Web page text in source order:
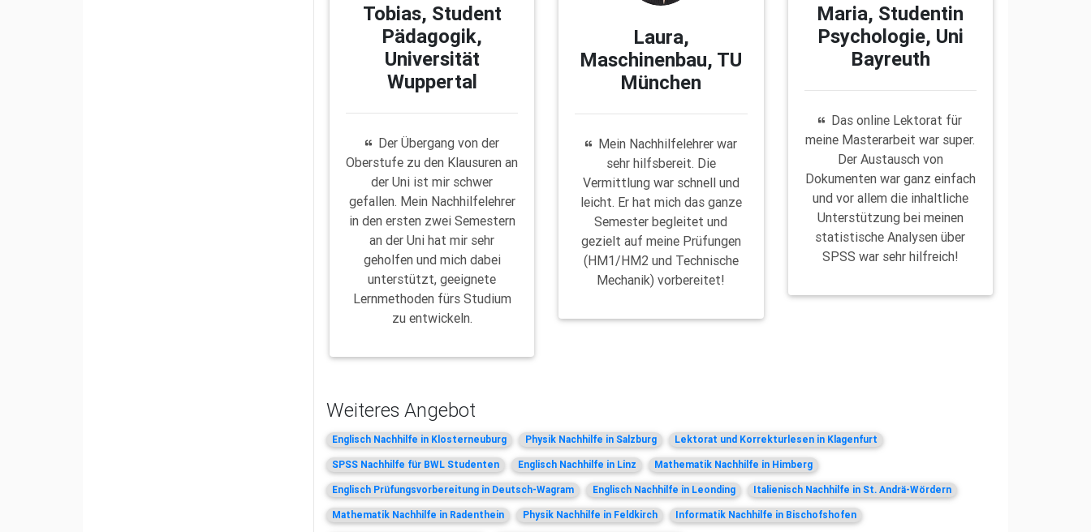
Tobias, Student
Pädagogik,
Universität
Wuppertal
Der Übergang von der
Oberstufe zu den Klausuren an
der Uni ist mir schwer
gefallen. Mein Nachhilfelehrer
in den ersten zwei Semestern
an der Uni hat mir sehr
geholfen und mich dabei
unterstützt, geeignete
Lernmethoden fürs Studium
zu entwickeln.
Laura,
Maschinenbau, TU
München
Mein Nachhilfelehrer war
sehr hilfsbereit. Die
Vermittlung war schnell und
leicht. Er hat mich das ganze
Semester begleitet und
gezielt auf meine Prüfungen
(HM1/HM2 und Technische
Mechanik) vorbereitet!
Maria, Studentin
Psychologie, Uni
Bayreuth
Das online Lektorat für
meine Masterarbeit war super.
Der Austausch von
Dokumenten war ganz einfach
und vor allem die inhaltliche
Unterstützung bei meinen
statistische Analysen über
SPSS war sehr hilfreich!
Weiteres Angebot
Englisch Nachhilfe in Klosterneuburg Physik Nachhilfe in Salzburg Lektorat und Korrekturlesen in Klagenfurt
SPSS Nachhilfe für BWL Studenten Englisch Nachhilfe in Linz Mathematik Nachhilfe in Himberg
Englisch Prüfungsvorbereitung in Deutsch-Wagram Englisch Nachhilfe in Leonding Italienisch Nachhilfe in St. Andrä-Wördern
Mathematik Nachhilfe in Radenthein Physik Nachhilfe in Feldkirch Informatik Nachhilfe in Bischofshofen